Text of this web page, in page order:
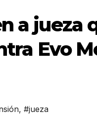
a jueza
Evo
, #jueza